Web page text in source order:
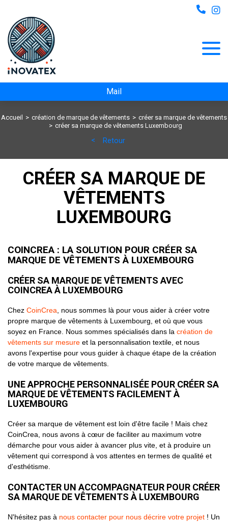
Mail
Accueil création de marque de vêtements
créer sa marque de vêtements
créer sa marque de vêtements Luxembourg
Retour
CRÉER SA MARQUE DE
VÊTEMENTS
LUXEMBOURG
COINCREA : LA SOLUTION POUR CRÉER SA
MARQUE DE VÊTEMENTS À LUXEMBOURG
CRÉER SA MARQUE DE VÊTEMENTS AVEC
COINCREA À LUXEMBOURG
Chez CoinCrea , nous sommes là pour vous aider à créer votre
propre marque de vêtements à Luxembourg, et où que vous
soyez en France. Nous sommes spécialisés dans la création de
vêtements sur mesure et la personnalisation textile, et nous
avons l'expertise pour vous guider à chaque étape de la création
de votre marque de vêtements.
UNE APPROCHE PERSONNALISÉE POUR CRÉER SA
MARQUE DE VÊTEMENTS FACILEMENT À
LUXEMBOURG
Créer sa marque de vêtement est loin d'être facile ! Mais chez
CoinCrea, nous avons à cœur de faciliter au maximum votre
démarche pour vous aider à avancer plus vite, et à produire un
vêtement qui correspond à vos attentes en termes de qualité et
d'esthétisme.
CONTACTER UN ACCOMPAGNATEUR POUR CRÉER
SA MARQUE DE VÊTEMENTS À LUXEMBOURG
N'hésitez pas à nous contacter pour nous décrire votre projet ! Un